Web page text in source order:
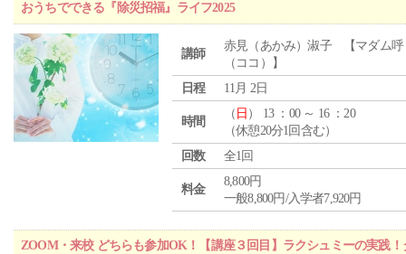
おうちでできる『除災招福』ライフ2025
講師
赤見（あかみ）淑子 【マダム呼
（ココ）】
日程
11月 2日
時間
（ 日 ） 13 ：00 ～ 16 ：20
（休憩20分1回含む）
回数
全1回
料金
8,800円
一般8,800円/入学者7,920円
ZOOM・来校 どちらも参加OK！【講座３回目】ラクシュミーの実践